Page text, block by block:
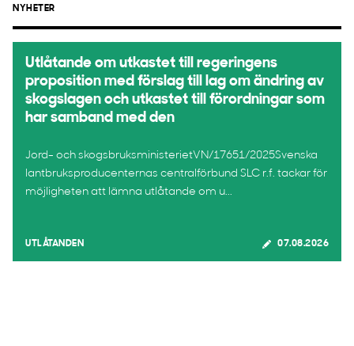
NYHETER
Utlåtande om utkastet till regeringens
proposition med förslag till lag om ändring av
skogslagen och utkastet till förordningar som
har samband med den
Jord- och skogsbruksministerietVN/17651/2025Svenska
lantbruksproducenternas centralförbund SLC r.f. tackar för
möjligheten att lämna utlåtande om u...
UTLÅTANDEN 07.08.2026